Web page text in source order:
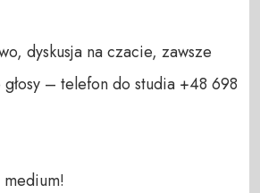
dyskusja na czacie, zawsze
– telefon do studia +48 698